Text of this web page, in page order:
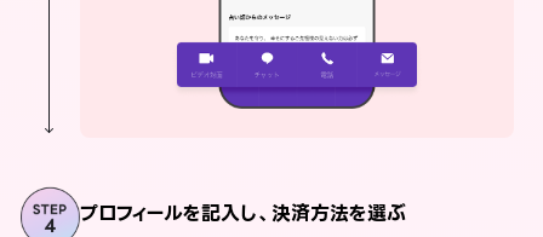
プロフィールを記入し、決済方法を選ぶ